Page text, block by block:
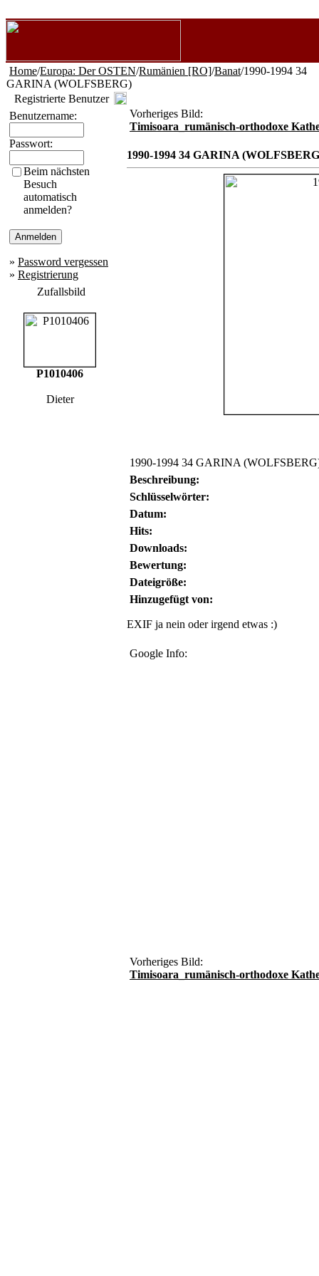
Home/Europa: Der OSTEN/Rumänien [RO]/Banat/1990-1994 34
GARINA (WOLFSBERG)
Registrierte Benutzer
Benutzername:
Passwort:
Beim nächsten
Besuch
automatisch
anmelden?
» Password vergessen
» Registrierung
Zufallsbild
P1010406
Dieter
Vorheriges Bild:
Timisoara_rumänisch-orthodoxe
1990-1994 34 GARINA
1990-1994 34 GARINA
Beschreibung:
Schlüsselwörter:
Datum:
Hits:
Downloads:
Bewertung:
Dateigröße:
Hinzugefügt von:
EXIF ja nein oder irgend etwas :)
Google Info:
Vorheriges Bild:
Timisoara_rumänisch-orthodoxe